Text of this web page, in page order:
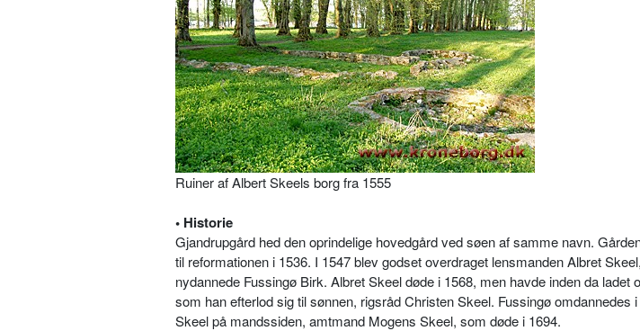
Ruiner af Albert Skeels borg fra 1555
• Historie
Gjandrupgård hed den oprindelige hovedgård ved søen af samme navn.
til reformationen i 1536. I 1547 blev godset overdraget lensmanden Albret
nydannede Fussingø Birk. Albret Skeel døde i 1568, men havde inden da
som han efterlod sig til sønnen, rigsråd Christen Skeel. Fussingø omdannedes
Skeel på mandssiden, amtmand Mogens Skeel, som døde i 1694.